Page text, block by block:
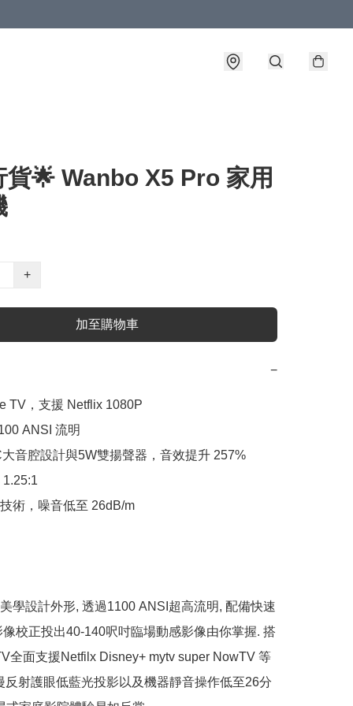
貨🌟 Wanbo X5 Pro 家用
+
加至購物車
−
TV，支援 Netflix 1080P
ANSI 流明
音腔設計與5W雙揚聲器，音效提升 257%
術，噪音低至 26dB/m
學設計外形, 透過1100 ANSI超高流明, 配備快速
像校正投出40-140呎吋臨場動感影像由你掌握. 搭
全面支援Netfilx Disney+ mytv super NowTV 等
反射護眼低藍光投影以及機器靜音操作低至26分